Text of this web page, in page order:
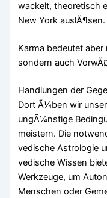
wackelt, theoretisch
New York auslÃ¶sen.
Karma bedeutet
sondern auch
Handlungen der
Dort Ã¼ben wir
ungÃ¼nstige
meistern. Die
vedische Astrologie
vedische Wissen
Werkzeuge, um
Menschen oder